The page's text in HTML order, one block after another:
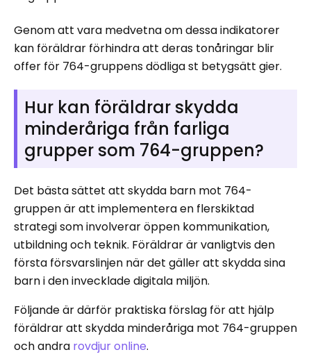
Genom att vara medvetna om dessa indikatorer
kan föräldrar förhindra att deras tonåringar blir
offer för 764-gruppens dödliga st betygsätt gier.
Hur kan föräldrar skydda
minderåriga från farliga
grupper som 764-gruppen?
Det bästa sättet att skydda barn mot 764-
gruppen är att implementera en flerskiktad
strategi som involverar öppen kommunikation,
utbildning och teknik. Föräldrar är vanligtvis den
första försvarslinjen när det gäller att skydda sina
barn i den invecklade digitala miljön.
Följande är därför praktiska förslag för att hjälp
föräldrar att skydda minderåriga mot 764-gruppen
och andra rovdjur online.